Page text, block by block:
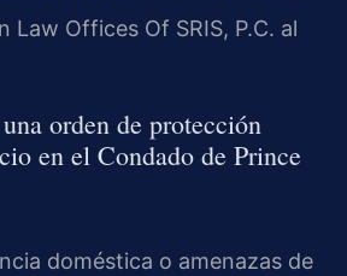
Law Offices Of SRIS, P.C. al
orden de protección
en el Condado de Prince
doméstica o amenazas de